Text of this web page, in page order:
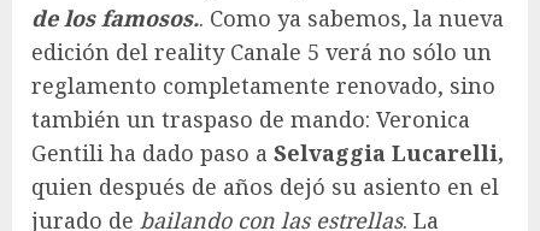
de los famosos.. Como ya sabemos, la nueva
edición del reality Canale 5 verá no sólo un
reglamento completamente renovado, sino
también un traspaso de mando: Veronica
Gentili ha dado paso a Selvaggia Lucarelli,
quien después de años dejó su asiento en el
jurado de bailando con las estrellas. La